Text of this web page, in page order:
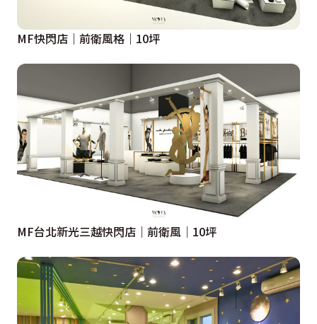
MF快閃店｜前衛風格｜10坪
MF台北新光三越快閃店｜前衛風｜10坪